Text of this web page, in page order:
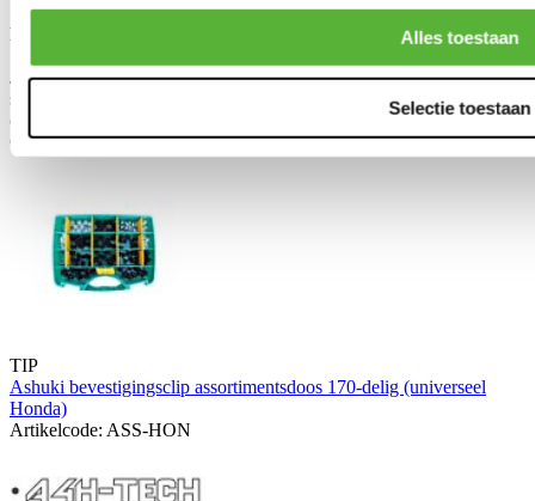
Alles toestaan
Selectie toestaan
Hoe weet je of dit product geschikt is voor jouw auto?
Je schaft dit product aan op basis van eigen inzicht. Door de
specificaties, afbeelding of titel van het product te raadplegen, kun je
controleren of het geschikt is voor jouw auto.
Gerelateerde producten
TIP
Ashuki bevestigingsclip assortimentsdoos 170-delig (universeel
Honda)
Artikelcode: ASS-HON